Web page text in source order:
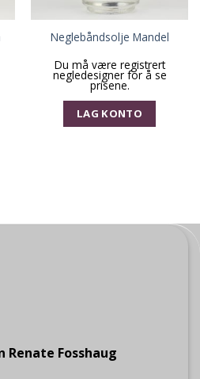
Neglebåndsolje Mandel
Du må være registrert
negledesigner for å se
prisene.
LAG KONTO
Renate Fosshaug